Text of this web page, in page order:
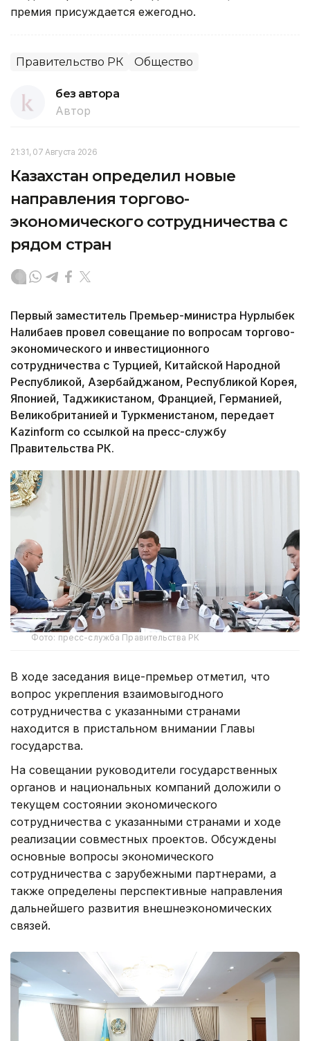
премия присуждается ежегодно.
Правительство РК Общество
без автора
Автор
21:31, 07 Августа 2026
Казахстан определил новые
направления торгово-
экономического сотрудничества с
рядом стран
Первый заместитель Премьер-министра Нурлыбек
Налибаев провел совещание по вопросам торгово-
экономического и инвестиционного
сотрудничества с Турцией, Китайской Народной
Республикой, Азербайджаном, Республикой Корея,
Японией, Таджикистаном, Францией, Германией,
Великобританией и Туркменистаном, передает
Kazinform со ссылкой на пресс-службу
Правительства РК.
Фото: пресс-служба Правительства РК
В ходе заседания вице-премьер отметил, что
вопрос укрепления взаимовыгодного
сотрудничества с указанными странами
находится в пристальном внимании Главы
государства.
На совещании руководители государственных
органов и национальных компаний доложили о
текущем состоянии экономического
сотрудничества с указанными странами и ходе
реализации совместных проектов. Обсуждены
основные вопросы экономического
сотрудничества с зарубежными партнерами, а
также определены перспективные направления
дальнейшего развития внешнеэкономических
связей.